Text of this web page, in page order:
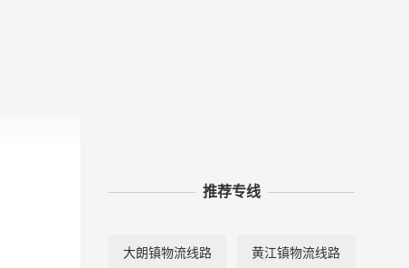
推荐专线
大朗镇物流线路 黄江镇物流线路